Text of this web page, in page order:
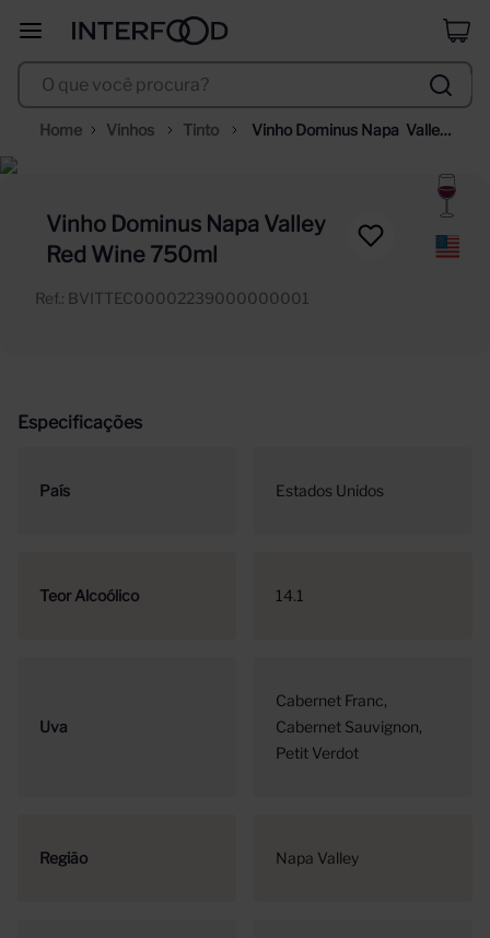
O que você procura?
Vinhos Tinto
Vinho Dominus Napa  Valley
Vinho Dominus Napa Valley
Red Wine 750ml
Ref. : BVITTEC00002239000000001
Especificações
País Estados Unidos
Teor Alcoólico 14.1
Uva
Cabernet Franc
Cabernet Sauvignon
Petit Verdot
Região Napa Valley
º erdinger
corpus astral
10ºsanta helena